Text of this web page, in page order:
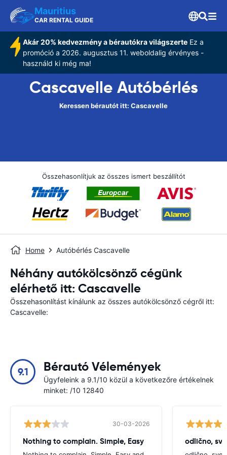
Mauritius
CAR RENTAL GUIDE
Akár 20% kedvezmény a bérautókra világszerteEz a
promóció a 2026. augusztus 11. weboldalig érvényes -
használd ki még ma!
Cascavelle Autóbérlés
Keressen bérautót itt: Cascavelle
Összehasonlítjuk az összes ismert beszállítót
Home Autóbérlés Cascavelle
Néhány autókölcsönző cégünk
elérhető itt: Cascavelle
Összehasonlítást kínálunk az összes autókölcsönző cégről itt:
Cascavelle:
9.1 Bérautó Vélemények
Ügyfeleink a 9.1/10 közül a következőre értékelnek
minket: /10 12840
30-03-2026
Nothing to complain. Simple, Easy odlično,